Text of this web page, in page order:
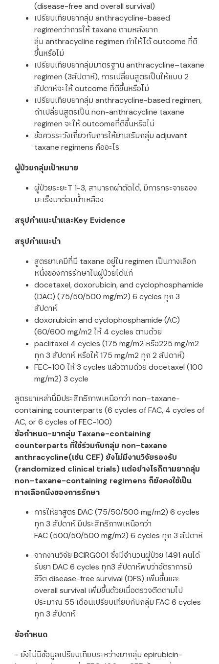
(disease-free and overall survival)
เปรียบเทียบยากลุ่ม anthracycline-based
regimenว่าการให้ taxane ตามหลังยาก
ลุ่ม anthracycline regimen ทำให้ได้ outcome ที่ดี
ขึ้นหรือไม่
เปรียบเทียบยากลุ่มมาตรฐาน anthracycline–taxane
regimen (3สัปดาห์), การเปลี่ยนสูตรเป็นให้แบบ 2
สัปดาห์จะให้ outcome ที่ดีขึ้นหรือไม่
เปรียบเทียบยากลุ่ม anthracycline-based regimen,
ถ้าเปลี่ยนสูตรเป็น non-anthracycline taxane
regimen จะให้ outcomeที่ดีขึ้นหรือไม่
ข้อควรระวังเกี่ยวกับการให้ยาเสริมกลุ่ม adjuvant
taxane regimens คืออะไร
ผู้ป่วยกลุ่มเป้าหมาย
ผู้ป่วยระยะT 1-3, สามารถผ่าตัดได้, มีการกระจายของ
มะเร็งมาต่อมน้ำเหลือง
สรุปคำแนะนำและKey Evidence
สรุปคำแนะนำ
สูตรยาเคมีที่มี taxane อยู่ใน regimen เป็นทางเลือก
หนึ่งของการรักษาในผู้ป่วยได้แก่
docetaxel, doxorubicin, and cyclophosphamide
(DAC) (75/50/500 mg/m2) 6 cycles ทุก 3
สัปดาห์
doxorubicin and cyclophosphamide (AC)
(60/600 mg/m2 ให้ 4 cycles ตามด้วย
paclitaxel 4 cycles (175 mg/m2 หรือ225 mg/m2
ทุก 3 สัปดาห์ หรือให้ 175 mg/m2 ทุก 2 สัปดาห์)
FEC-100 ให้ 3 cycles แล้วตามด้วย docetaxel (100
mg/m2) 3 cycle
สูตรยาเหล่านี้มีประสิทธิภาพเหนือกว่า non–taxane-
containing counterparts (6 cycles of FAC, 4 cycles of
AC, or 6 cycles of FEC-100)
ข้อกำหนด-ยากลุ่ม Taxane-containing
counterparts ที่ใช้ร่วมกับกลุ่ม non-taxane
anthracycline(เช่น CEF) ยังไม่มีงานวิจัยรองรับ
(randomized clinical trials) แต่อย่างไรก็ตามยากลุ่ม
non–taxane-containing regimens ก็ยังคงใช้เป็น
ทางเลือกนึงของการรักษา
การให้ยาสูตร DAC (75/50/500 mg/m2) 6 cycles
ทุก 3 สัปดาห์ มีประสิทธิภาพเหนือกว่า
FAC (500/50/500 mg/m2) 6 cycles ทุก 3 สัปดาห์
จากงานวิจัย BCIRG001 ซึ่งมีจำนวนผู้ป่วย 1491 คนได้
รับยา DAC 6 cycles ทุก3 สัปดาห์พบว่าอัตราการมี
ชีวิต disease-free survival (DFS) เพิ่มขึ้นและ
overall survival เพิ่มขึ้นด้วยเมื่อตรวจติดตามไป
ประมาณ 55 เดือนเปรียบเทียบกับกลุ่ม FAC 6 cycles
ทุก 3 สัปดาห์
ข้อกำหนด
- ยังไม่มีข้อมูลเปรียบเทียบระหว่างยากลุ่ม epirubicin-